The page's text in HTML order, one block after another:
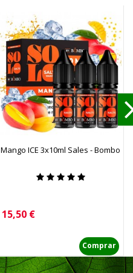
Mango ICE 3x10ml Sales - Bombo
Precio
15,50 €
Comprar